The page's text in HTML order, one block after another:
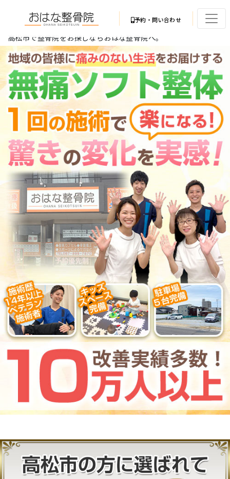
予約・問い合わせ
高松市で整骨院をお探しならおはな整骨院へ。